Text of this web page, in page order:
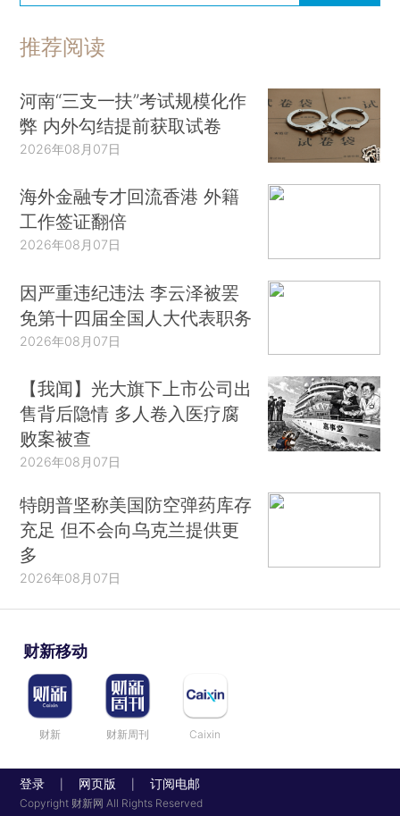
推荐阅读
河南“三支一扶”考试规模化作
弊 内外勾结提前获取试卷
2026年08月07日
海外金融专才回流香港 外籍
工作签证翻倍
2026年08月07日
因严重违纪违法 李云泽被罢
免第十四届全国人大代表职务
2026年08月07日
【我闻】光大旗下上市公司出
售背后隐情 多人卷入医疗腐
败案被查
2026年08月07日
特朗普坚称美国防空弹药库存
充足 但不会向乌克兰提供更
多
2026年08月07日
财新移动
财新 财新周刊 Caixin
登录 网页版 订阅电邮
Copyright 财新网 All Rights Reserved